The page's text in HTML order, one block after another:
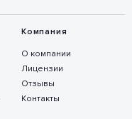
Компания
О компании
Лицензии
Отзывы
Контакты